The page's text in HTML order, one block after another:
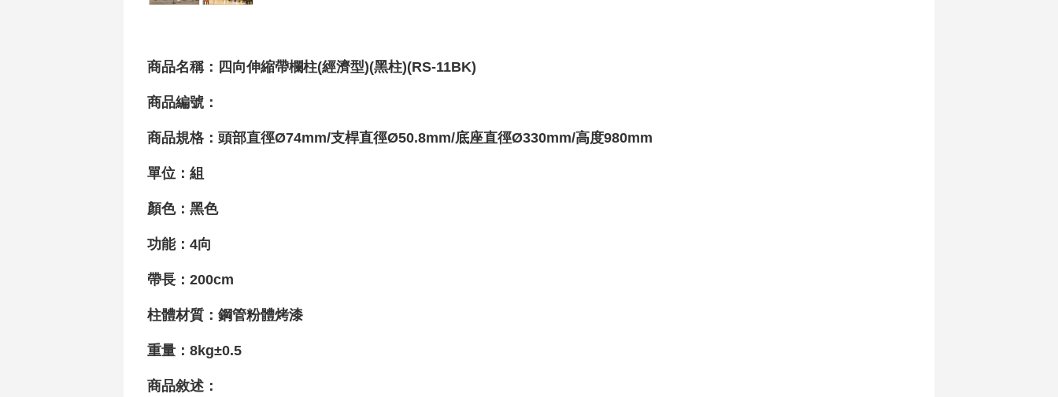
商品名稱：四向伸縮帶欄柱(經濟型)(黑柱)(RS-11BK)
商品編號：
商品規格：頭部直徑Ø74mm/支桿直徑Ø50.8mm/底座直徑Ø330mm/高度980mm
單位：組
顏色：黑色
功能：4向
帶長：200cm
柱體材質 ：鋼管粉體烤漆
重量 ：8kg±0.5
商品敘述：